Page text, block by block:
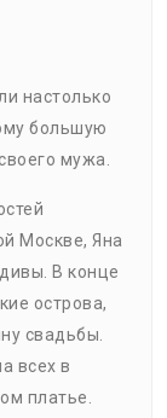
настолько
большую
мужа.
Москве, Яна
В конце
острова,
свадьбы.
всех в
платье.